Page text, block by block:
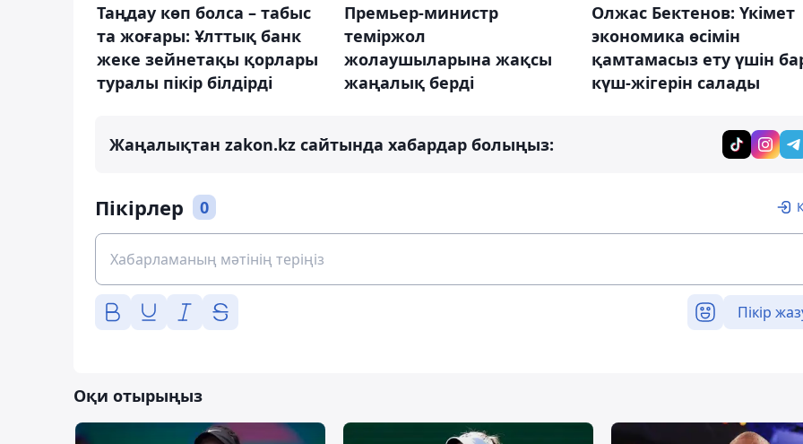
Таңдау көп болса – табыс
та жоғары: Ұлттық банк
жеке зейнетақы қорлары
туралы пікір білдірді
Премьер-министр
теміржол
жолаушыларына жақсы
жаңалық берді
Олжас Бектенов: Үкімет
экономика өсімін
қамтамасыз ету үшін
күш-жігерін салады
Жаңалықтан zakon.kz сайтында хабардар болыңыз:
Пікірлер 0
Пікір
Оқи отырыңыз